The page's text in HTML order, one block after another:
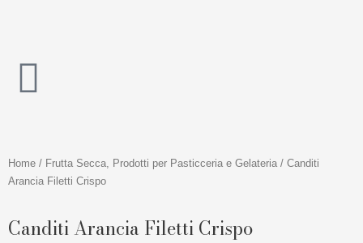
Home / Frutta Secca, Prodotti per Pasticceria e Gelateria / Canditi
Arancia Filetti Crispo
Canditi Arancia Filetti Crispo